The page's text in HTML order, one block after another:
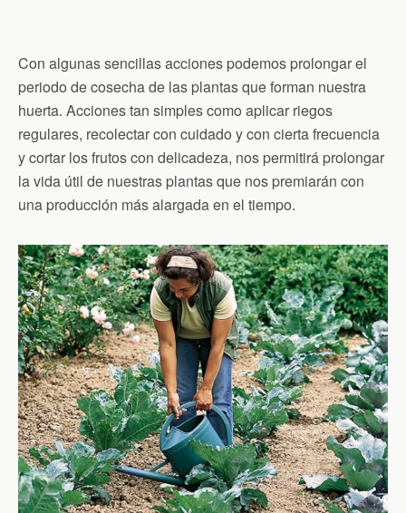
Con algunas sencillas acciones podemos prolongar el
periodo de cosecha de las plantas que forman nuestra
huerta. Acciones tan simples como aplicar riegos
regulares, recolectar con cuidado y con cierta frecuencia
y cortar los frutos con delicadeza, nos permitirá prolongar
la vida útil de nuestras plantas que nos premiarán con
una producción más alargada en el tiempo.